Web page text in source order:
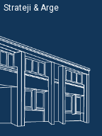
Strateji & Arge